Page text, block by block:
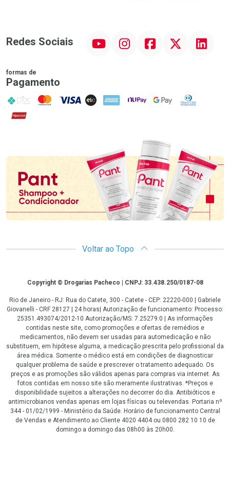
Redes Sociais InstagramFacebookTwitter Linkedin
formas de
Pagamento
PIX MasterCard
VISA ELO AMEX NuPay Google PayDiners Club
Hipercard
Promoção em Destaque
Voltar ao Topo
CopyrightCopyright © Drogarias Pacheco | CNPJ: 33.438.250/0187-08
Rio de Janeiro - RJ: Rua do Catete, 300 - Catete - CEP: 22220-000 | Gabriele
Giovanelli - CRF 28127 | 24 horas| Autorização de funcionamento: Processo:
25351.493074/2012-10 Autorização/MS: 7.25279.0 | As informações
contidas neste site, como promoções e ofertas de remédios e
medicamentos, não devem ser usadas para automedicação e não
substituem, em hipótese alguma, a medicação prescrita pelo profissional da
área médica. Somente o médico está em condições de diagnosticar
qualquer problema de saúde e prescrever o tratamento adequado. Os
preços e as promoções são válidos apenas para compras via internet. As
fotos contidas em nosso site são meramente ilustrativas. *Preços e
disponibilidade sujeitos a alterações no decorrer do dia. Antibióticos e
antimicrobianos vendas apenas em lojas físicas ou televendas. Portaria nº
344 - 01/02/1999 - Ministério da Saúde. Horário de funcionamento Central
de Vendas e Atendimento ao Cliente 4020 4404 ou 0800 282 10 10 de
domingo a domingo das 08h00 às 20h00.